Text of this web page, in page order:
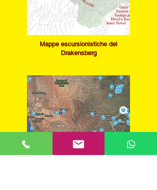
Mappe escursionistiche del
Drakensberg